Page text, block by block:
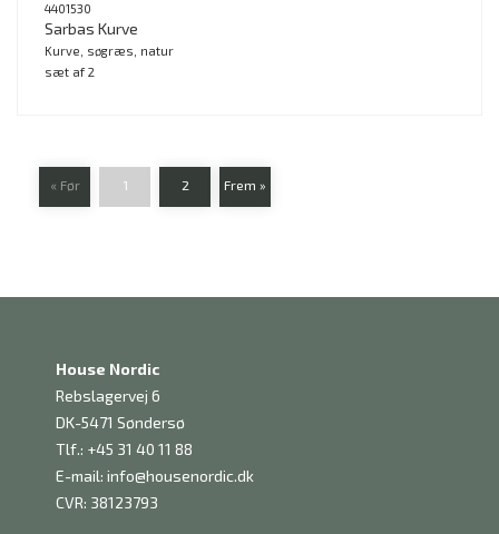
4401530
Sarbas Kurve
Kurve, søgræs, natur
sæt af 2
« Før 1 2 Frem »
House Nordic
Rebslagervej 6
DK-5471 Søndersø
Tlf.: +45 31 40 11 88
E-mail: info@housenordic.dk
CVR: 38123793